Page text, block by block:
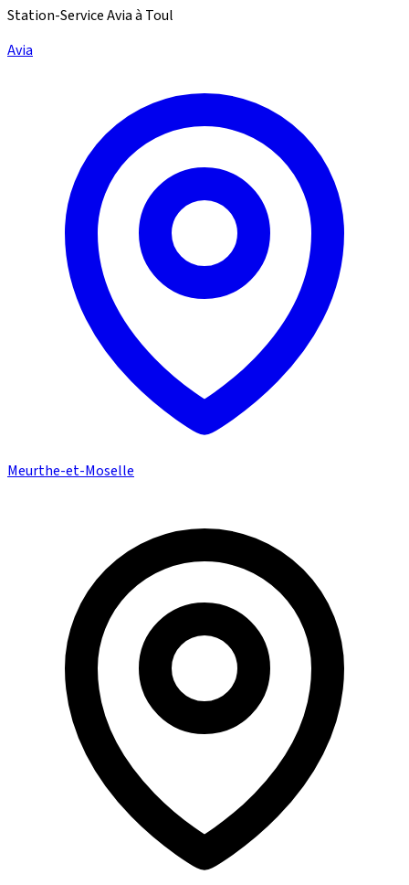
Station-Service Avia à Toul
Avia
Meurthe-et-Moselle